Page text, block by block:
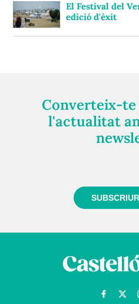
El Festival del
edició d'èxit
Converteix-te
l'actualitat